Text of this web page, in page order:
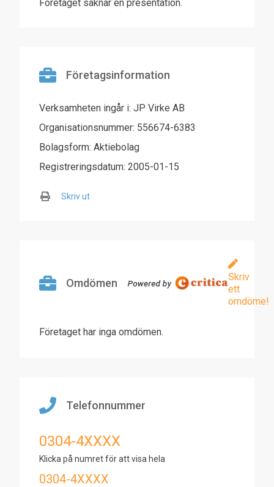
Företaget saknar en presentation.
Företagsinformation
Verksamheten ingår i: JP Virke AB
Organisationsnummer: 556674-6383
Bolagsform: Aktiebolag
Registreringsdatum: 2005-01-15
Skriv ut
Omdömen
Skriv
ett
omdöme!
Företaget har inga omdömen.
Telefonnummer
0304-4XXXX
Klicka på numret för att visa hela
0304-4XXXX